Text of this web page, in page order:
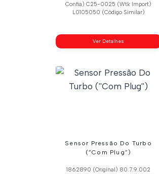
Confia) C25-0025 (Wtk Import)
L0105050 (Código Similar)
Ver Detalhes
Sensor Pressão Do Turbo
(”Com Plug”)
1862890 (Original) 80.7.9.002